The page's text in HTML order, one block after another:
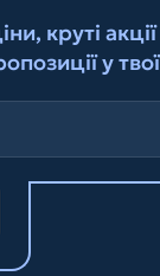
круті акції
у